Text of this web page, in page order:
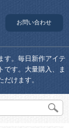
お問い合わせ
す。毎日新作アイテ
です。大量購入、ま
けます。